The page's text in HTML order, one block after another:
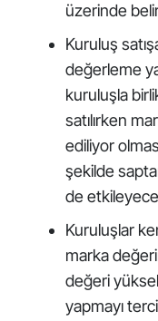
üzerinde
Kuruluş
değerleme
kuruluşla
satılırken
ediliyor
şekilde
de
Kuruluşlar
marka
değeri
yapmayı